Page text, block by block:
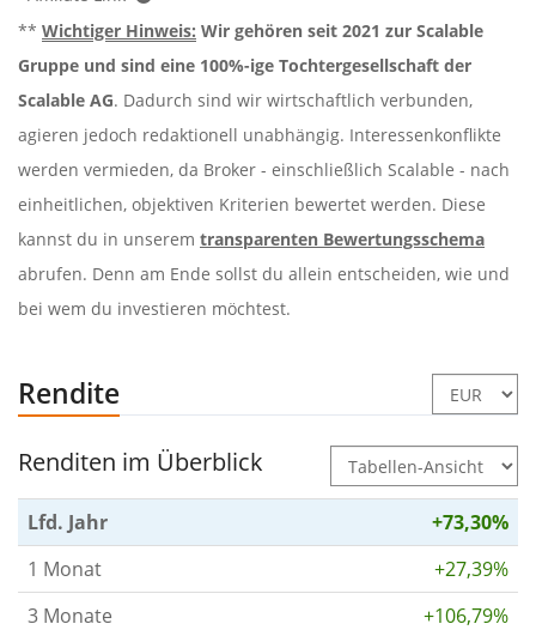
** Wichtiger Hinweis: Wir gehören seit 2021 zur Scalable
Gruppe und sind eine 100%-ige Tochtergesellschaft der
Scalable AG. Dadurch sind wir wirtschaftlich verbunden,
agieren jedoch redaktionell unabhängig. Interessenkonflikte
werden vermieden, da Broker - einschließlich Scalable - nach
einheitlichen, objektiven Kriterien bewertet werden. Diese
kannst du in unserem transparenten Bewertungsschema
abrufen. Denn am Ende sollst du allein entscheiden, wie und
bei wem du investieren möchtest.
Rendite
Renditen im Überblick
Lfd. Jahr
+73,30%
1 Monat
+27,39%
3 Monate
+106,79%